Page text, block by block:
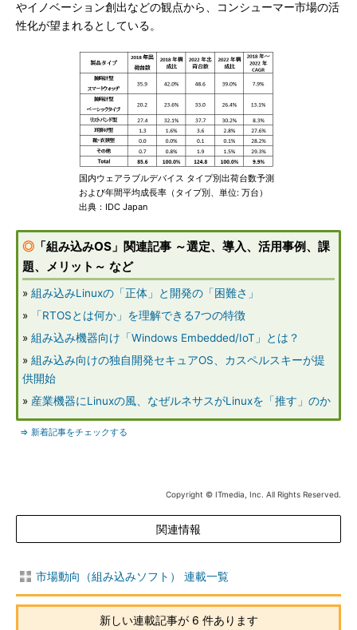
やイノベーション創出などの観点から、コンシューマー市場の活
性化が望まれるとしている。
国内ウェアラブルデバイス タイプ別出荷台数予測
および年間平均成長率（タイプ別、単位: 万台）
出典：IDC Japan
◎ 「組み込みOS」関連記事 ～選定、導入、活用事例、課
題、メリット～ など
» 組み込みLinuxの「正体」と開発の「困難さ」
»
「RTOSとは何か」を理解できる7つの特徴
» 組み込み機器向け「Windows Embedded/IoT」とは？
» 組み込み向けの独自開発セキュアOS、カスペルスキーが提
供開始
» 産業機器にLinuxの風、なぜルネサスがLinuxを「推す」のか
⇒ 新着記事をチェックする
Copyright © ITmedia, Inc. All Rights Reserved.
関連情報
市場動向（組み込みソフト） 連載一覧
新しい連載記事が 6 件あります